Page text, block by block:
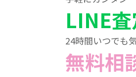
LINE
24時間いつでも
無料相